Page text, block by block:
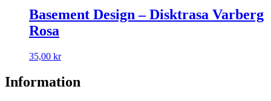
Basement Design – Disktrasa Varberg
Rosa
35,00 kr
Information